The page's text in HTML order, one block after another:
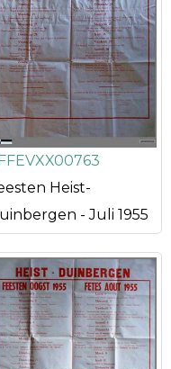
Heist-
- Juli 1955